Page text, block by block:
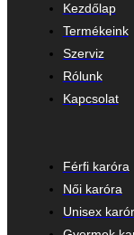
Kezdőlap
Termékeink
Szerviz
Rólunk
Kapcsolat
Férfi karóra
Női karóra
Unisex